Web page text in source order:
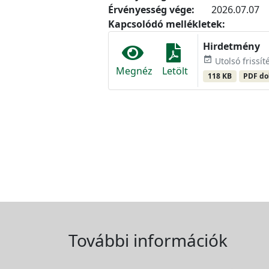
Érvényesség vége:
2026.07.07
Kapcsolódó mellékletek:
Megnéz Letölt
Hirdetmény
event_available Utolsó
118 KB PDF
További információk